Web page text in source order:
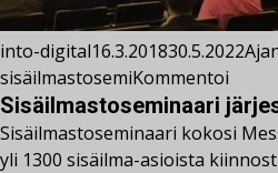
into-digital16.3.201830.5.2022
sisäilmastosemiKommentoi
Sisäilmastoseminaari
Sisäilmastoseminaari kokosi
yli 1300 sisäilma-asioista